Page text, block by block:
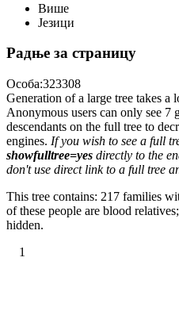
Више
Језици
Радње за страницу
Особа:323308
Generation of a large tree takes a
Anonymous users can only see 7
descendants on the full tree to
engines. If you wish to see a full
showfulltree=yes directly to the
don't use direct link to a full tree
This tree contains: 217 families
of these people are blood
hidden.
1